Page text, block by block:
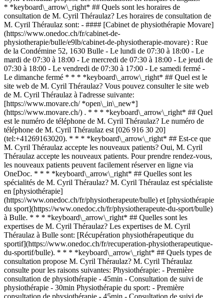
* *keyboard\_arrow\_right* ## Quels sont les horaires de
consultation de M. Cyril Théraulaz? Les horaires de consultation de
M. Cyril Théraulaz sont: - #### [Cabinet de physiothérapie Movare]
(https://www.onedoc.ch/fr/cabinet-de-
physiotherapie/bulle/e9lb/cabinet-de-physiotherapie-movare) : Rue
de la Condémine 52, 1630 Bulle - Le lundi de 07:30 à 18:00 - Le
mardi de 07:30 à 18:00 - Le mercredi de 07:30 à 18:00 - Le jeudi de
07:30 à 18:00 - Le vendredi de 07:30 à 17:00 - Le samedi fermé -
Le dimanche fermé * * * *keyboard\_arrow\_right* ## Quel est le
site web de M. Cyril Théraulaz? Vous pouvez consulter le site web
de M. Cyril Théraulaz à l'adresse suivante:
[https://www.movare.ch/ *open\_in\_new*]
(https://www.movare.ch/) . * * * *keyboard\_arrow\_right* ## Quel
est le numéro de téléphone de M. Cyril Théraulaz? Le numéro de
téléphone de M. Cyril Théraulaz est [026 916 30 20]
(tel:+41269163020). * * * *keyboard\_arrow\_right* ## Est-ce que
M. Cyril Théraulaz accepte les nouveaux patients? Oui, M. Cyril
Théraulaz accepte les nouveaux patients. Pour prendre rendez-vous,
les nouveaux patients peuvent facilement réserver en ligne via
OneDoc. * * * *keyboard\_arrow\_right* ## Quelles sont les
spécialités de M. Cyril Théraulaz? M. Cyril Théraulaz est spécialiste
en [physiothérapie]
(https://www.onedoc.ch/fr/physiotherapeute/bulle) et [physiothérapie
du sport](https://www.onedoc.ch/fr/physiotherapeute-du-sport/bulle)
à Bulle. * * * *keyboard\_arrow\_right* ## Quelles sont les
expertises de M. Cyril Théraulaz? Les expertises de M. Cyril
Théraulaz à Bulle sont: [Récupération physiothérapeutique du
sportif](https://www.onedoc.ch/fr/recuperation-physiotherapeutique-
du-sportif/bulle). * * * *keyboard\_arrow\_right* ## Quels types de
consultation propose M. Cyril Théraulaz? M. Cyril Théraulaz
consulte pour les raisons suivantes: Physiothérapie: - Première
consultation de physiothérapie - 45min - Consultation de suivi de
physiothérapie - 30min Physiothérapie du sport: - Première
consultation de physiothérapie - 45min - Consultation de suivi de